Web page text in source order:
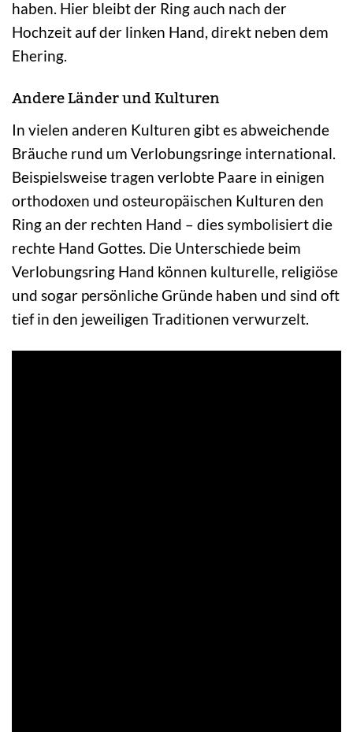
haben. Hier bleibt der Ring auch nach der
Hochzeit auf der linken Hand, direkt neben dem
Ehering.
Andere Länder und Kulturen
In vielen anderen Kulturen gibt es abweichende
Bräuche rund um Verlobungsringe international.
Beispielsweise tragen verlobte Paare in einigen
orthodoxen und osteuropäischen Kulturen den
Ring an der rechten Hand – dies symbolisiert die
rechte Hand Gottes. Die Unterschiede beim
Verlobungsring Hand können kulturelle, religiöse
und sogar persönliche Gründe haben und sind oft
tief in den jeweiligen Traditionen verwurzelt.